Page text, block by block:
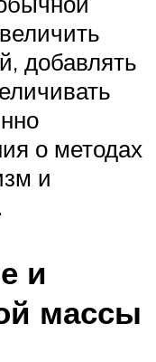
добавлять
о методах
и
и
массы